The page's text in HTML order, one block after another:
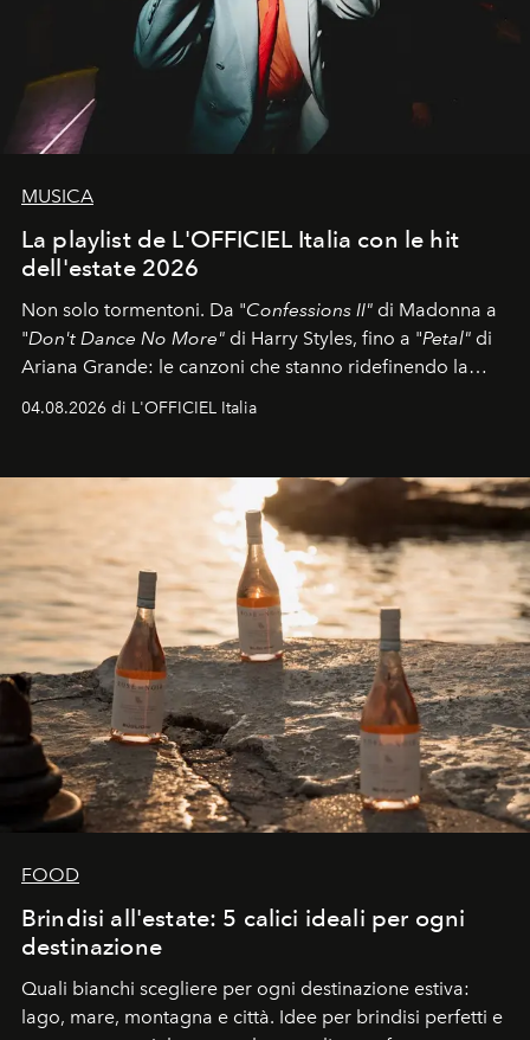
MUSICA
La playlist de L'OFFICIEL Italia con le hit
dell'estate 2026
Non solo tormentoni. Da "Confessions II" di Madonna a
"Don't Dance No More" di Harry Styles, fino a "Petal" di
Ariana Grande: le canzoni che stanno ridefinendo la
colonna sonora della stagione.
04.08.2026 di L'OFFICIEL Italia
FOOD
Brindisi all'estate: 5 calici ideali per ogni
destinazione
Quali bianchi scegliere per ogni destinazione estiva:
lago, mare, montagna e città. Idee per brindisi perfetti e